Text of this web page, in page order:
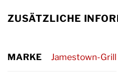
ZUSÄTZLICHE
MARKE Jamestown-Grill